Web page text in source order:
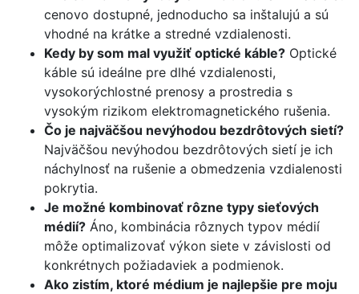
cenovo dostupné, jednoducho sa inštalujú a sú
vhodné na krátke a stredné vzdialenosti.
Kedy by som mal využiť optické káble? Optické
káble sú ideálne pre dlhé vzdialenosti,
vysokorýchlostné prenosy a prostredia s
vysokým rizikom elektromagnetického rušenia.
Čo je najväčšou nevýhodou bezdrôtových sietí?
Najväčšou nevýhodou bezdrôtových sietí je ich
náchylnosť na rušenie a obmedzenia vzdialenosti
pokrytia.
Je možné kombinovať rôzne typy sieťových
médií? Áno, kombinácia rôznych typov médií
môže optimalizovať výkon siete v závislosti od
konkrétnych požiadaviek a podmienok.
Ako zistím, ktoré médium je najlepšie pre moju